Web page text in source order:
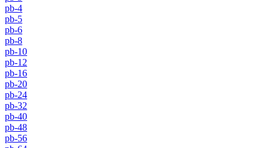
pb-4
pb-5
pb-6
pb-8
pb-10
pb-12
pb-16
pb-20
pb-24
pb-32
pb-40
pb-48
pb-56